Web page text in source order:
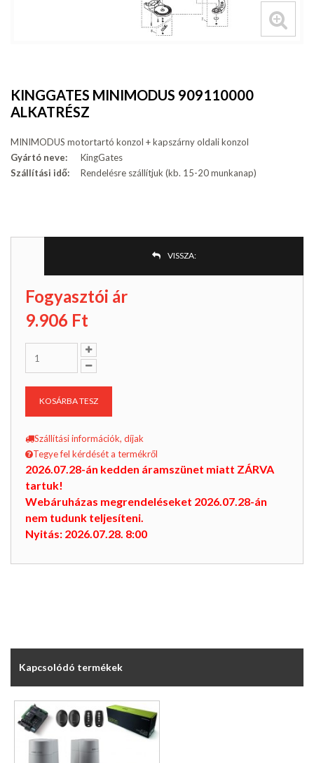
KINGGATES MINIMODUS 909110000
ALKATRÉSZ
MINIMODUS motortartó konzol + kapszárny oldali konzol
Gyártó neve:
KingGates
Szállítási idő:
Rendelésre szállítjuk (kb. 15-20 munkanap)
VISSZA:
Fogyasztói ár
9.906 Ft
KOSÁRBA TESZ
Szállítási információk, díjak
Tegye fel kérdését a termékről
2026.07.28-án kedden áramszünet miatt ZÁRVA
tartuk!
Webáruházas megrendeléseket 2026.07.28-án
nem tudunk teljesíteni.
Nyitás: 2026.07.28. 8:00
Kapcsolódó termékek